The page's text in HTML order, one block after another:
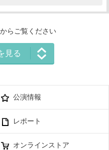
らご覧ください
見る
公演情報
レポート
オンラインストア